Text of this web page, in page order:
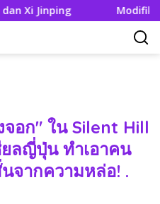
Modifikasi Ayla
อก" ใน Silent Hill
ลญี่ปุ่น ทำเอาคน
จากความหล่อ! .